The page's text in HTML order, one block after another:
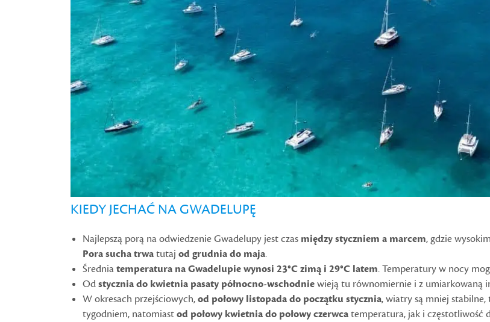
KIEDY JECHAĆ NA GWADELUPĘ
Najlepszą porą na odwiedzenie Gwadelupy jest czas między styczniem a marcem, gdzie
Pora sucha trwatutaj od grudnia do maja.
Średniatemperatura na Gwadelupie wynosi 23°C zimą i 29°C latem. Temperatury w nocy
Odstycznia do kwietnia pasaty północno-wschodniewieją tu równomiernie i z umiarkowaną
W okresach przejściowych,od połowy listopada do początku stycznia, wiatry są mniej
tygodniem, natomiastod połowy kwietnia do połowy czerwcatemperatura, jak i częstotliwość